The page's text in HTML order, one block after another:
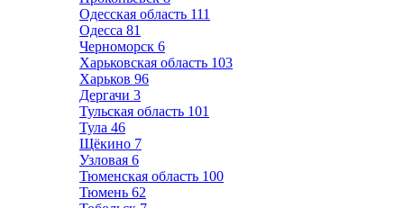
Одесская область 111
Одесса 81
Черноморск 6
Харьковская область 103
Харьков 96
Дергачи 3
Тульская область 101
Тула 46
Щёкино 7
Узловая 6
Тюменская область 100
Тюмень 62